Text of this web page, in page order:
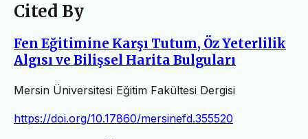
Cited By
Fen Eğitimine Karşı Tutum, Öz Yeterlilik
Algısı ve Bilişsel Harita Bulguları
Mersin Üniversitesi Eğitim Fakültesi Dergisi
https://doi.org/10.17860/mersinefd.355520